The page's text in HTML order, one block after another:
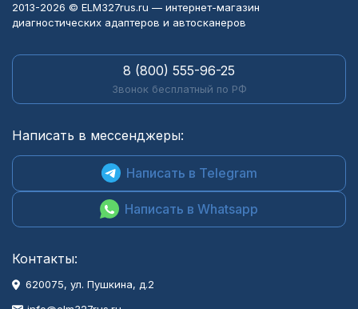
2013-2026 © ELM327rus.ru — интернет-магазин
диагностических адаптеров и автосканеров
8 (800) 555-96-25
Звонок бесплатный по РФ
Написать в мессенджеры:
Написать в Telegram
Написать в Whatsapp
Контакты:
620075, ул. Пушкина, д.2